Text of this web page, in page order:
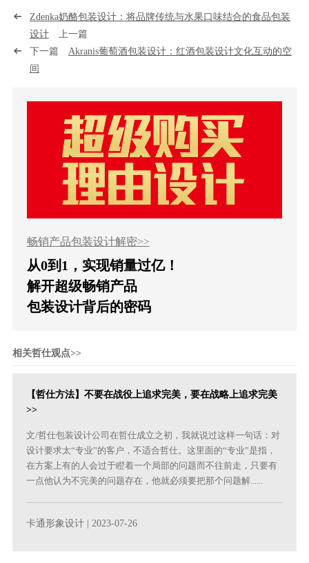
Zdenka奶酪包装设计：将品牌传统与水果口味结合的食品包装
设计上一篇
下一篇 Akranis葡萄酒包装设计：红酒包装设计文化互动的空
间
畅销产品包装设计解密>>
从0到1，实现销量过亿！
解开超级畅销产品
包装设计背后的密码
相关哲仕观点>>
【哲仕方法】不要在战役上追求完美，要在战略上追求完美
>>
文/哲仕包装设计公司在哲仕成立之初，我就说过这样一句话：对
设计要求太“专业”的客户，不适合哲仕。这里面的“专业”是指，
在方案上有的人会过于瞪着一个局部的问题而不往前走，只要有
一点他认为不完美的问题存在，他就必须要把那个问题解......
卡通形象设计 | 2023-07-26